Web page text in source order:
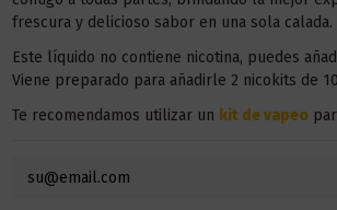
frescura y delicioso sabor en una sola calada.
Este líquido no contiene nicotina, puedes
Viene preparado para añadirle 2 nicokits de
Te recomendamos utilizar un kit de vapeo